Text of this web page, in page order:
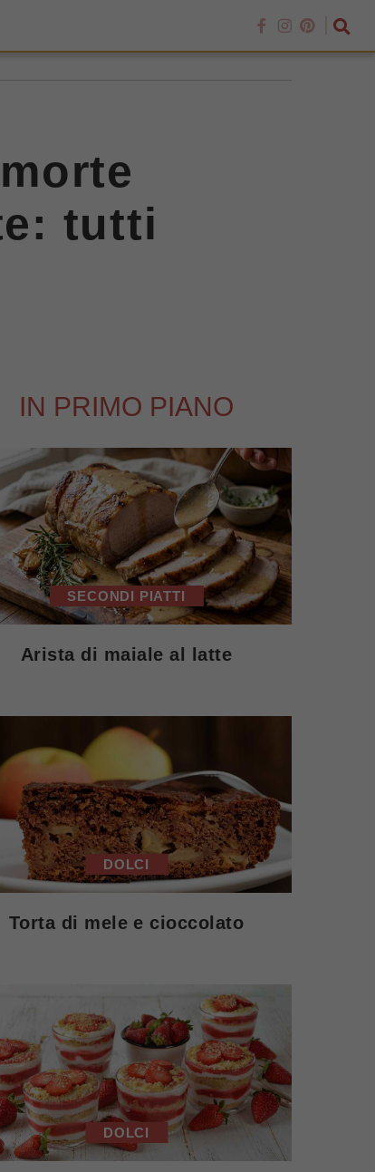
tutti
IN PRIMO PIANO
SECONDI PIATTI
Arista di maiale al latte
DOLCI
Torta di mele e cioccolato
DOLCI